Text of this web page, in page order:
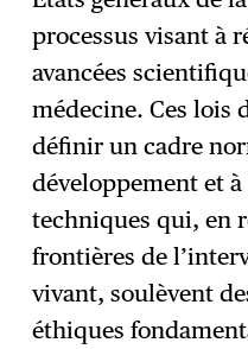
processus visant à
avancées
médecine. Ces lois
définir un cadre
développement et à
techniques qui, en
frontières de
vivant, soulèvent
éthiques